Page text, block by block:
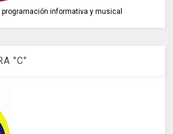
informativa y musical
"C"